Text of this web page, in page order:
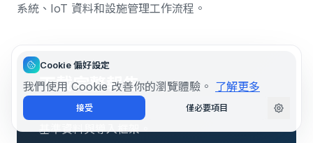
系統、IoT 資料和設施管理工作流程。
下載完整報告
取得 State of Maintenance 2026 報告，包含
基準資料與導入框架。
Cookie 偏好設定
我們使用 Cookie 改善你的瀏覽體驗。 了解更多
接受 僅必要項目